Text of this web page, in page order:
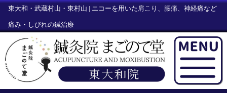
東大和・武蔵村山・東村山 | エコーを用いた肩こり、腰痛、神経痛など
痛み・しびれの鍼治療